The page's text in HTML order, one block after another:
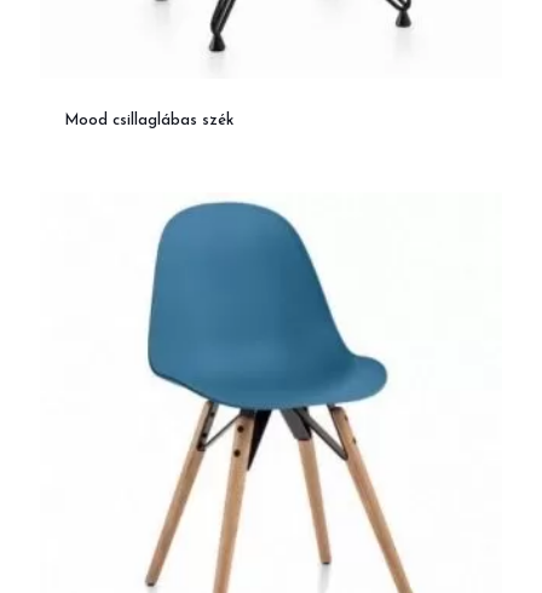
Mood csillaglábas szék